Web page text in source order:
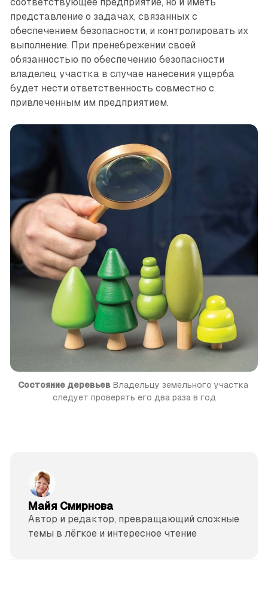
представление о задачах, связанных с
обеспечением безо­пасности, и контролировать их
выполнение. При пренебрежении своей
обязанностью по обеспечению безопасности
владелец участка в случае нанесения ущерба
будет нести ответственность совместно с
привлеченным им предприятием.
Состояние деревьев Владельцу земельного участка
следует проверять его два раза в год
Майя Смирнова
Автор и редактор, превращающий сложные
темы в лёгкое и интересное чтение